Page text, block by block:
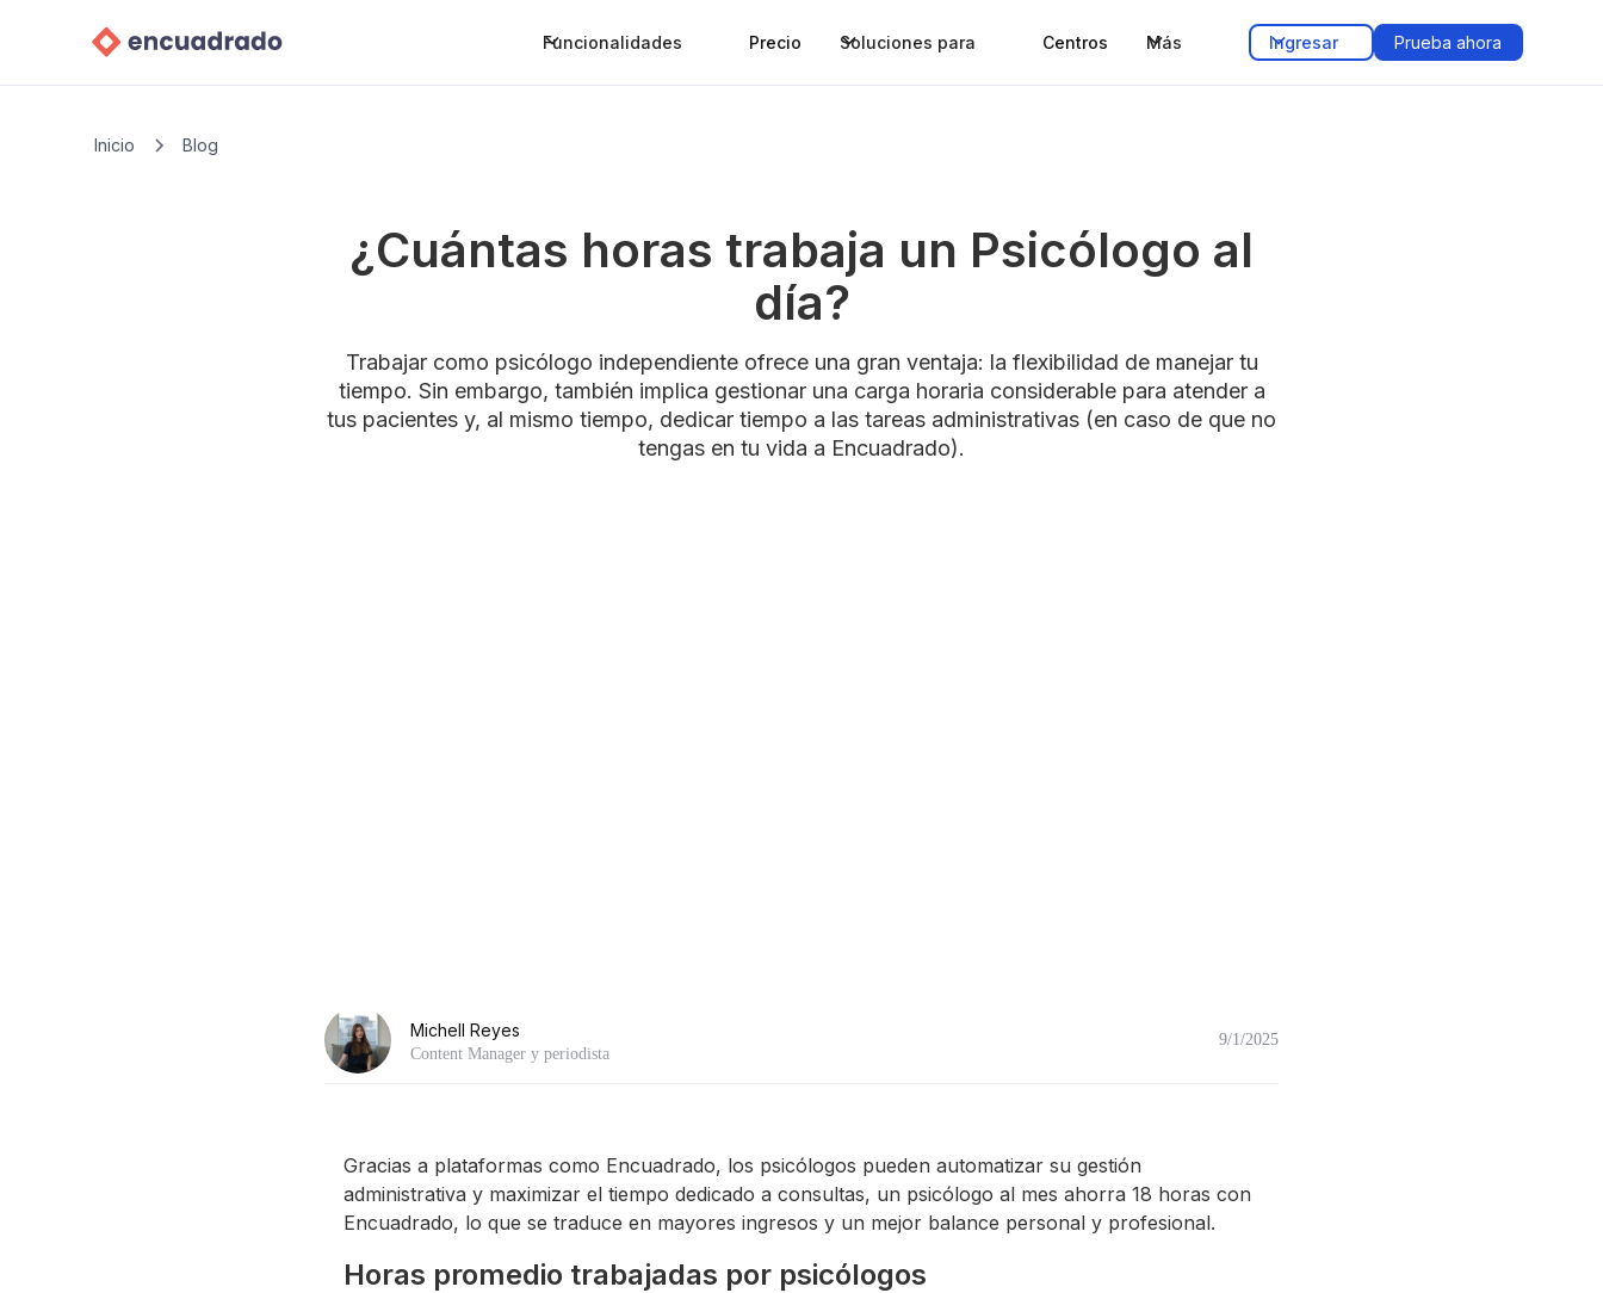
Funcionalidades Precio Soluciones para Centros Más Ingresar Prueba ahora
Inicio Blog
¿Cuántas horas trabaja un Psicólogo al
día?
Trabajar como psicólogo independiente ofrece una gran ventaja: la flexibilidad de manejar tu
tiempo. Sin embargo, también implica gestionar una carga horaria considerable para atender a
tus pacientes y, al mismo tiempo, dedicar tiempo a las tareas administrativas (en caso de que no
tengas en tu vida a Encuadrado).
Michell Reyes
Content Manager y periodista
9/1/2025
Gracias a plataformas como Encuadrado, los psicólogos pueden automatizar su gestión
administrativa y maximizar el tiempo dedicado a consultas, un psicólogo al mes ahorra 18 horas con
Encuadrado, lo que se traduce en mayores ingresos y un mejor balance personal y profesional.
Horas promedio trabajadas por psicólogos